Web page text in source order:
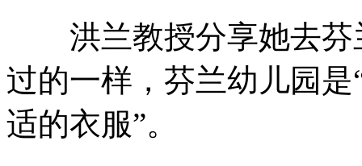
洪兰教授分享她去芬
过的一样，芬兰幼儿园
适的衣服”。